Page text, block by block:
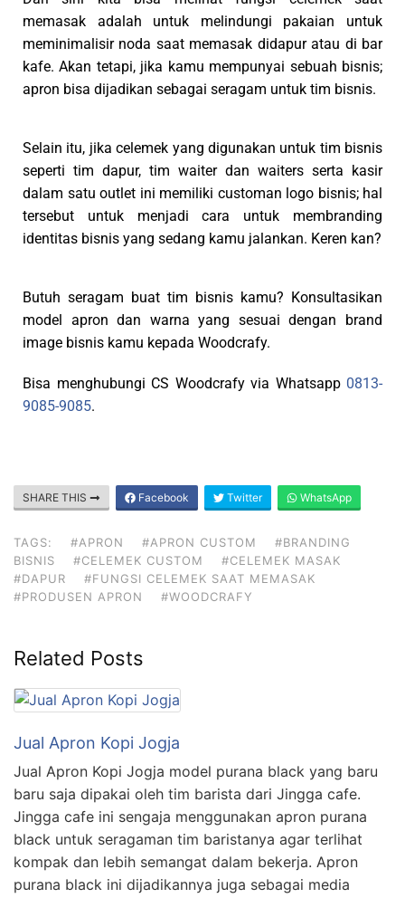
memasak adalah untuk melindungi pakaian untuk
meminimalisir noda saat memasak didapur atau di bar
kafe. Akan tetapi, jika kamu mempunyai sebuah bisnis;
apron bisa dijadikan sebagai seragam untuk tim bisnis.
Selain itu, jika celemek yang digunakan untuk tim bisnis
seperti tim dapur, tim waiter dan waiters serta kasir
dalam satu outlet ini memiliki customan logo bisnis; hal
tersebut untuk menjadi cara untuk membranding
identitas bisnis yang sedang kamu jalankan. Keren kan?
Butuh seragam buat tim bisnis kamu? Konsultasikan
model apron dan warna yang sesuai dengan brand
image bisnis kamu kepada Woodcrafy.
Bisa menghubungi CS Woodcrafy via Whatsapp 0813-
9085-9085.
SHARE THIS Facebook Twitter WhatsApp
TAGS: #APRON #APRON CUSTOM
#BRANDING
BISNIS
#CELEMEK CUSTOM
#CELEMEK MASAK
#DAPUR
#FUNGSI CELEMEK SAAT MEMASAK
#PRODUSEN APRON
#WOODCRAFY
Related Posts
Jual Apron Kopi Jogja
Jual Apron Kopi Jogja model purana black yang baru
baru saja dipakai oleh tim barista dari Jingga cafe.
Jingga cafe ini sengaja menggunakan apron purana
black untuk seragaman tim baristanya agar terlihat
kompak dan lebih semangat dalam bekerja. Apron
purana black ini dijadikannya juga sebagai media